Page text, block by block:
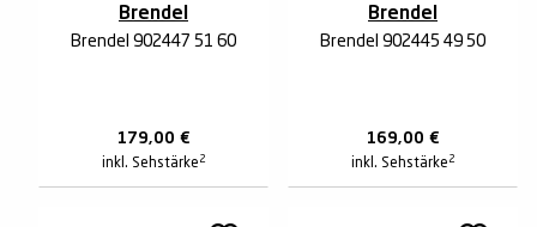
Brendel
Brendel 902447 51 60
179,00 €
inkl. Sehstärke 2
Brendel
Brendel 902445 49 50
169,00 €
inkl. Sehstärke 2